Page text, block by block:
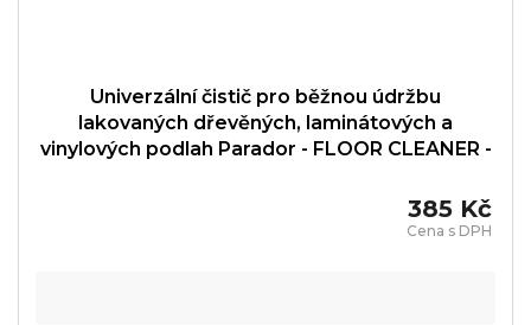
Univerzální čistič pro běžnou údržbu
lakovaných dřevěných, laminátových a
vinylových podlah Parador - FLOOR CLEANER -
385 Kč